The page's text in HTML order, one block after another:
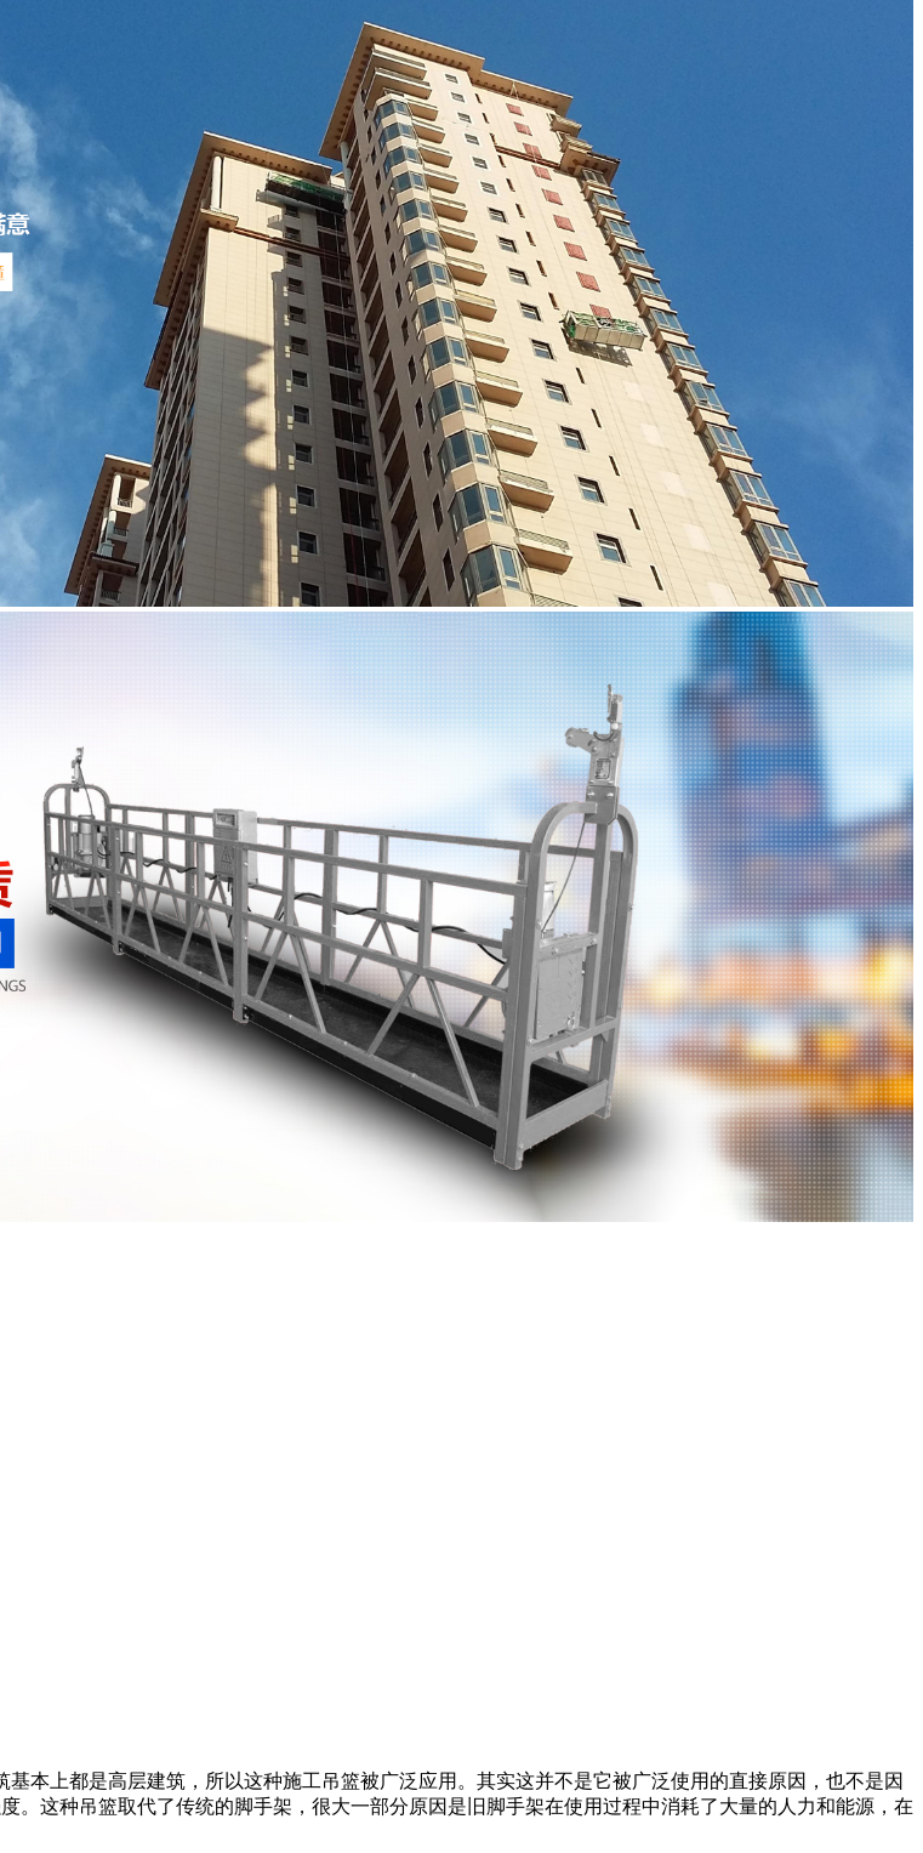
上都是高层建筑，所以这种施工吊篮被广泛应用。其实这并不是它被广泛使用的直接原因，也不是因
这种吊篮取代了传统的脚手架，很大一部分原因是旧脚手架在使用过程中消耗了大量的人力和能源，在